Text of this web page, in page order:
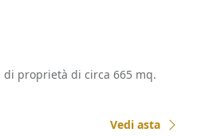
proprietà di circa 665 mq.
Vedi asta